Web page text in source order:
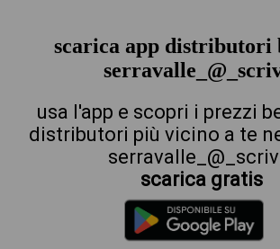
scarica app distributori
usa l'app e scopri i prezzi
distributori più vicino a te
scarica gratis